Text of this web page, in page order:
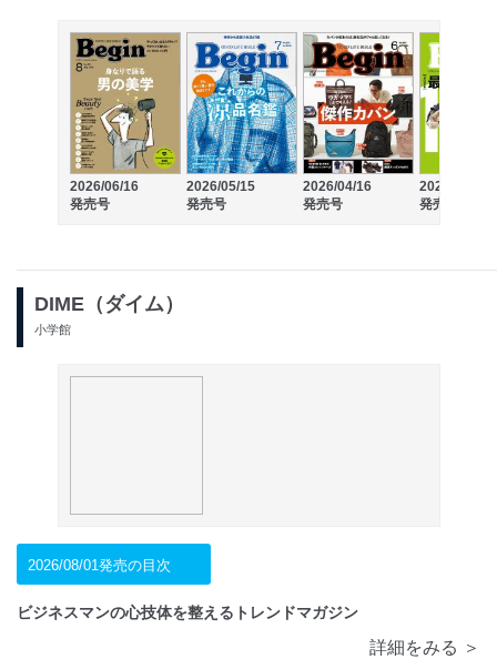
2026/06/16
発売号
2026/05/15
発売号
2026/04/16
発売号
2026/03/16
発売号
DIME（ダイム）
小学館
2026/08/01発売の目次
ビジネスマンの心技体を整えるトレンドマガジン
詳細をみる ＞